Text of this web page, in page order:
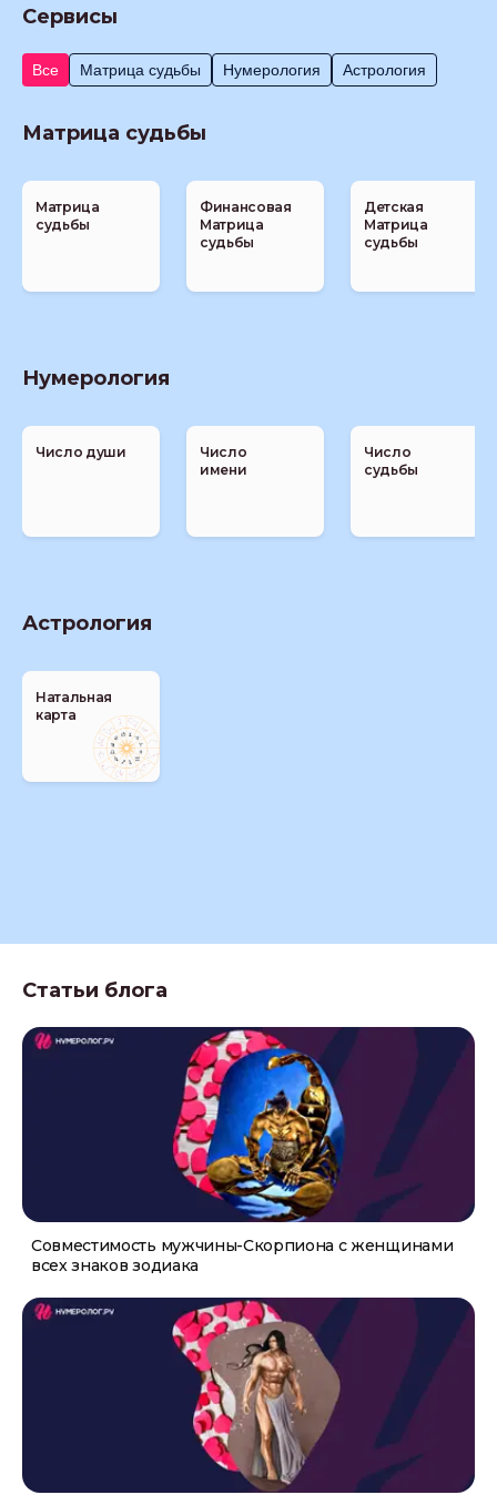
Сервисы
Все Матрица судьбы Нумерология Астрология
Матрица судьбы
Матрица
судьбы
Финансовая
Матрица
судьбы
Детская
Матрица
судьбы
Нумерология
Число души
Число
имени
Число
судьбы
Астрология
Натальная
карта
Статьи блога
Совместимость мужчины-Скорпиона с женщинами
всех знаков зодиака